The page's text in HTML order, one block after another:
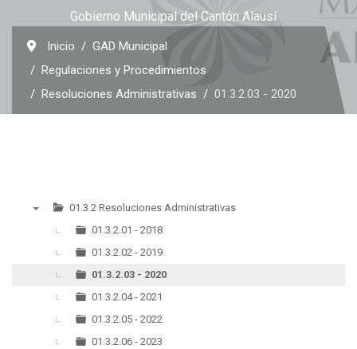
Gobierno Municipal del Cantón Alausí
Inicio
GAD Municipal
Regulaciones y Procedimientos
Resoluciones Administrativas
01.3.2.03 - 2020
01.3.2 Resoluciones Administrativas
01.3.2.01 - 2018
01.3.2.02 - 2019
01.3.2.03 - 2020
01.3.2.04 - 2021
01.3.2.05 - 2022
01.3.2.06 - 2023